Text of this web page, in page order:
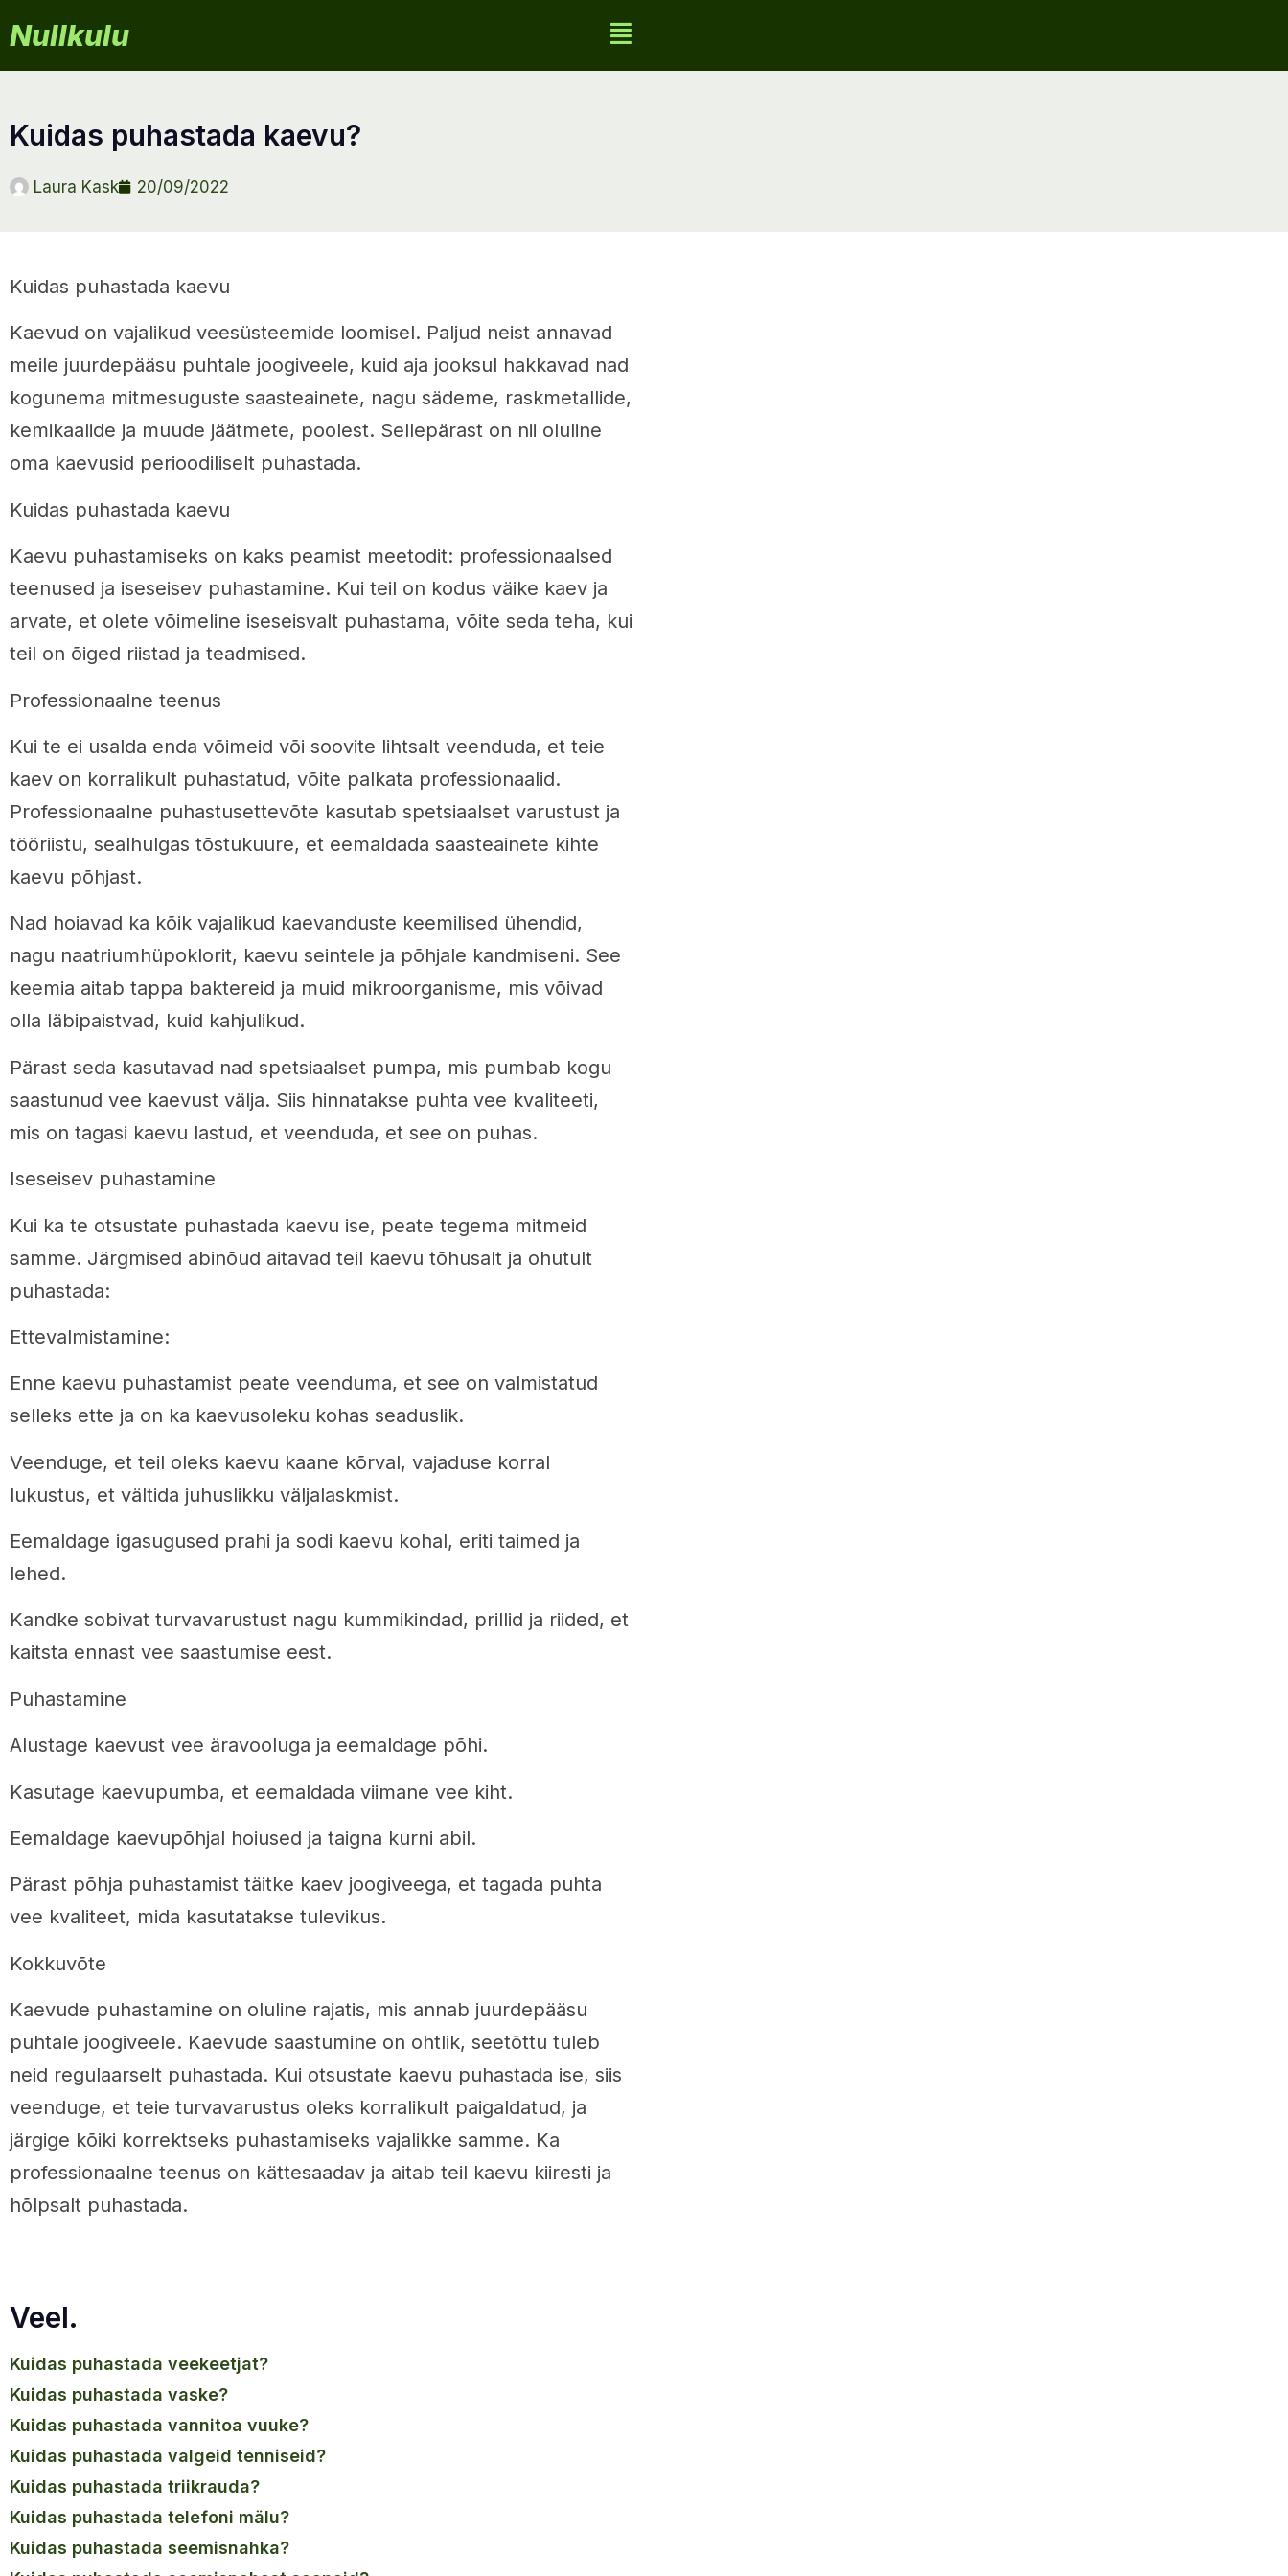
Nullkulu
kuidas puhastada kaevu?
Laura Kask 20/09/2022
Kuidas puhastada kaevu
Kaevud on vajalikud veesüsteemide loomisel. Paljud neist annavad
meile juurdepääsu puhtale joogiveele, kuid aja jooksul hakkavad nad
kogunema mitmesuguste saasteainete, nagu sädeme, raskmetallide,
kemikaalide ja muude jäätmete, poolest. Sellepärast on nii oluline
oma kaevusid perioodiliselt puhastada.
Kuidas puhastada kaevu
Kaevu puhastamiseks on kaks peamist meetodit: professionaalsed
teenused ja iseseisev puhastamine. Kui teil on kodus väike kaev ja
arvate, et olete võimeline iseseisvalt puhastama, võite seda teha, kui
teil on õiged riistad ja teadmised.
Professionaalne teenus
Kui te ei usalda enda võimeid või soovite lihtsalt veenduda, et teie
kaev on korralikult puhastatud, võite palkata professionaalid.
Professionaalne puhastusettevõte kasutab spetsiaalset varustust ja
tööriistu, sealhulgas tõstukuure, et eemaldada saasteainete kihte
kaevu põhjast.
Nad hoiavad ka kõik vajalikud kaevanduste keemilised ühendid,
nagu naatriumhüpoklorit, kaevu seintele ja põhjale kandmiseni. See
keemia aitab tappa baktereid ja muid mikroorganisme, mis võivad
olla läbipaistvad, kuid kahjulikud.
Pärast seda kasutavad nad spetsiaalset pumpa, mis pumbab kogu
saastunud vee kaevust välja. Siis hinnatakse puhta vee kvaliteeti,
mis on tagasi kaevu lastud, et veenduda, et see on puhas.
Iseseisev puhastamine
Kui ka te otsustate puhastada kaevu ise, peate tegema mitmeid
samme. Järgmised abinõud aitavad teil kaevu tõhusalt ja ohutult
puhastada:
Ettevalmistamine:
Enne kaevu puhastamist peate veenduma, et see on valmistatud
selleks ette ja on ka kaevusoleku kohas seaduslik.
Veenduge, et teil oleks kaevu kaane kõrval, vajaduse korral
lukustus, et vältida juhuslikku väljalaskmist.
Eemaldage igasugused prahi ja sodi kaevu kohal, eriti taimed ja
lehed.
Kandke sobivat turvavarustust nagu kummikindad, prillid ja riided, et
kaitsta ennast vee saastumise eest.
Puhastamine
Alustage kaevust vee äravooluga ja eemaldage põhi.
Kasutage kaevupumba, et eemaldada viimane vee kiht.
Eemaldage kaevupõhjal hoiused ja taigna kurni abil.
Pärast põhja puhastamist täitke kaev joogiveega, et tagada puhta
vee kvaliteet, mida kasutatakse tulevikus.
Kokkuvõte
Kaevude puhastamine on oluline rajatis, mis annab juurdepääsu
puhtale joogiveele. Kaevude saastumine on ohtlik, seetõttu tuleb
neid regulaarselt puhastada. Kui otsustate kaevu puhastada ise, siis
veenduge, et teie turvavarustus oleks korralikult paigaldatud, ja
järgige kõiki korrektseks puhastamiseks vajalikke samme. Ka
professionaalne teenus on kättesaadav ja aitab teil kaevu kiiresti ja
hõlpsalt puhastada.
Veel.
kuidas puhastada veekeetjat?
kuidas puhastada vaske?
kuidas puhastada vannitoa vuuke?
kuidas puhastada valgeid tenniseid?
kuidas puhastada triikrauda?
kuidas puhastada telefoni mälu?
kuidas puhastada seemisnahka?